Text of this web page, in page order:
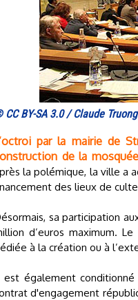
CC BY-SA 3.0 / Claude
par la mairie de
de la
la polémique, la ville a
des lieux de
sa participation
d’euros maximum.
à la création ou à
est également
d'engagement